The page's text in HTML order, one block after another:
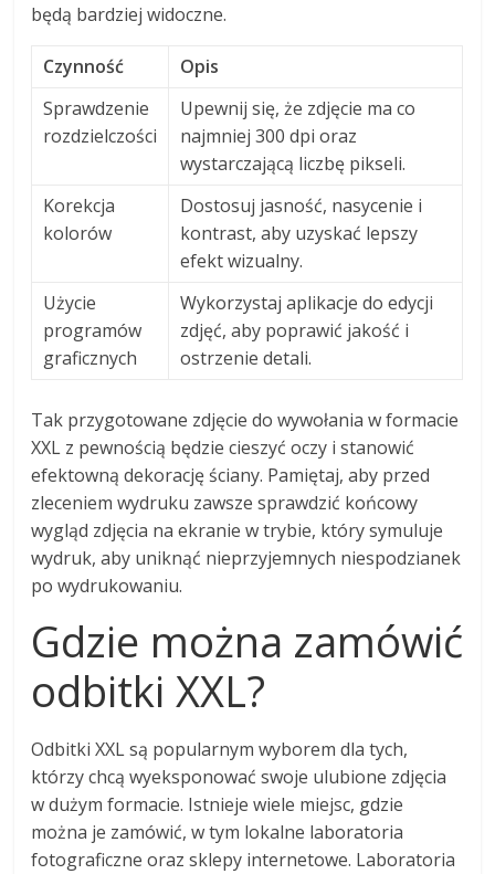
będą bardziej widoczne.
Czynność
Opis
Sprawdzenie
rozdzielczości
Upewnij się, że zdjęcie ma co
najmniej 300 dpi oraz
wystarczającą liczbę pikseli.
Korekcja
kolorów
Dostosuj jasność, nasycenie i
kontrast, aby uzyskać lepszy
efekt wizualny.
Użycie
programów
graficznych
Wykorzystaj aplikacje do edycji
zdjęć, aby poprawić jakość i
ostrzenie detali.
Tak przygotowane zdjęcie do wywołania w formacie
XXL z pewnością będzie cieszyć oczy i stanowić
efektowną dekorację ściany. Pamiętaj, aby przed
zleceniem wydruku zawsze sprawdzić końcowy
wygląd zdjęcia na ekranie w trybie, który symuluje
wydruk, aby uniknąć nieprzyjemnych niespodzianek
po wydrukowaniu.
Gdzie można zamówić
odbitki XXL?
Odbitki XXL są popularnym wyborem dla tych,
którzy chcą wyeksponować swoje ulubione zdjęcia
w dużym formacie. Istnieje wiele miejsc, gdzie
można je zamówić, w tym lokalne laboratoria
fotograficzne oraz sklepy internetowe. Laboratoria